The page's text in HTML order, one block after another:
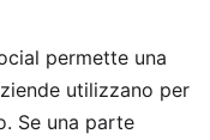
permette una
utilizzano per
Se una parte